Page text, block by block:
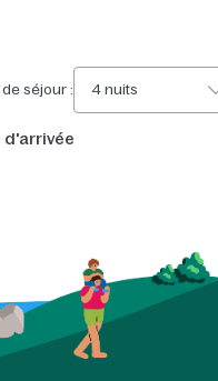
séjour : 4 nuits
d'arrivée